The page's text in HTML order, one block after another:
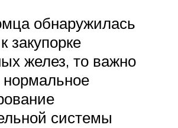
обнаружилась
закупорке
желез, то важно
нормальное
системы